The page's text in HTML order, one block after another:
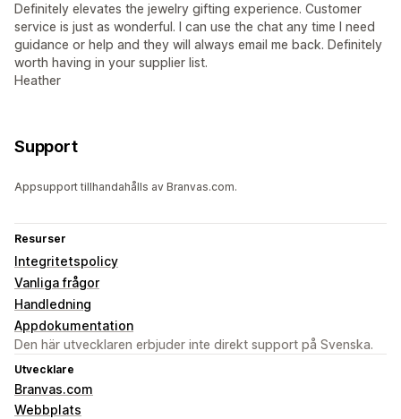
Definitely elevates the jewelry gifting experience. Customer
service is just as wonderful. I can use the chat any time I need
guidance or help and they will always email me back. Definitely
worth having in your supplier list.
Heather
Support
Appsupport tillhandahålls av Branvas.com.
Resurser
Integritetspolicy
Vanliga frågor
Handledning
Appdokumentation
Den här utvecklaren erbjuder inte direkt support på Svenska.
Utvecklare
Branvas.com
Webbplats